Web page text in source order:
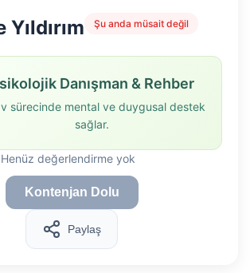
Yıldırım Şu anda müsait değil
Danışman & Rehber
sürecinde mental ve duygusal destek
sağlar.
Henüz değerlendirme yok
Kontenjan Dolu
Paylaş